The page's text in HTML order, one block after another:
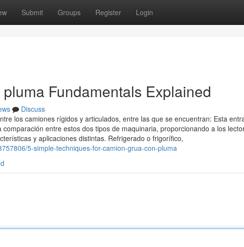
Submit Groups Register Login
Fundamentals Explained
Discuss
los camiones rígidos y articulados, entre las que se encuentran: Esta
entre estos dos tipos de maquinaria, proporcionando a los
y aplicaciones distintas. Refrigerado o frigorífico,
5-simple-techniques-for-camion-grua-con-pluma